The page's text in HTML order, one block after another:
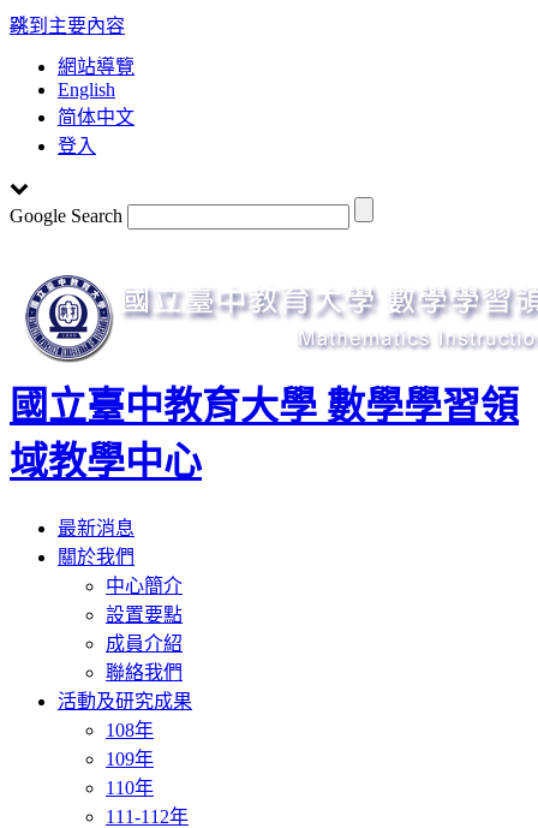
跳到主要內容
:::
網站導覽
English
简体中文
登入
Google Search
國立臺中教育大學 數學學習領
域教學中心
Toggle
navigation
最新消息
關於我們
中心簡介
設置要點
成員介紹
聯絡我們
活動及研究成果
108年
109年
110年
111-112年